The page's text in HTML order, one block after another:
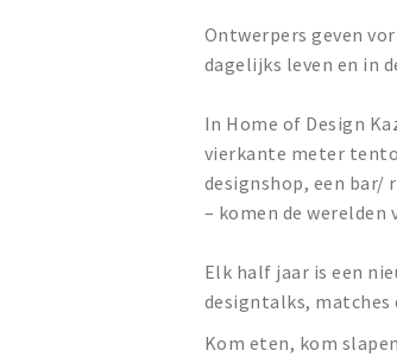
Ontwerpers geven
dagelijks leven en in
In Home of Design
vierkante meter
designshop, een
– komen de werelden
Elk half jaar is een
designtalks, matches
Kom eten, kom